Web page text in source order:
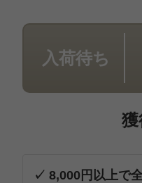
入荷待ち
獲
✓ 8,000円以上で